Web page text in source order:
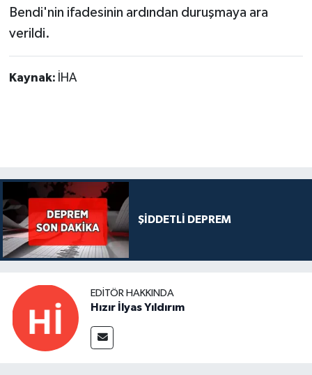
Bendi'nin ifadesinin ardından duruşmaya ara
verildi.
Kaynak: İHA
ŞİDDETLİ DEPREM
EDITÖR HAKKINDA
Hızır İlyas Yıldırım